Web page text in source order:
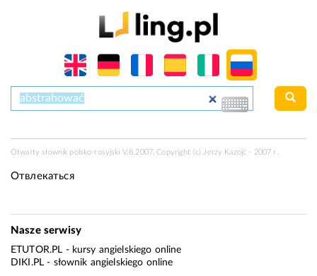
Otwarty słownik polsko-rosyjski V.8.2007, Copyright (c) Jerzy Kazojć - 2007 r.
Отвлекаться
Nasze serwisy
ETUTOR.PL - kursy angielskiego online
DIKI.PL - słownik angielskiego online